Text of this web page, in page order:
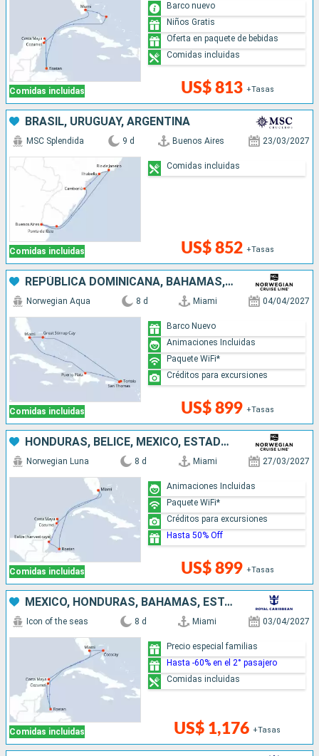
Comidas incluidas US$ 813 +Tasas
Barco nuevo
Niños Gratis
Oferta en paquete de bebidas
Comidas incluidas
BRASIL, URUGUAY, ARGENTINA
Comidas incluidas
MSC Splendida 9 d Buenos Aires 23/03/2027
US$ 852 +Tasas
Comidas incluidas
REPÚBLICA DOMINICANA, BAHAMAS, ESTADOS UNIDOS
Comidas incluidas
Norwegian Aqua 8 d Miami 04/04/2027
US$ 899 +Tasas
Barco Nuevo
Animaciones Incluidas
Paquete WiFi*
Créditos para excursiones
HONDURAS, BELICE, MÉXICO, ESTADOS UNIDOS
Comidas incluidas
Norwegian Luna 8 d Miami 27/03/2027
US$ 899 +Tasas
Animaciones Incluidas
Paquete WiFi*
Créditos para excursiones
Hasta 50% Off
MÉXICO, HONDURAS, BAHAMAS, ESTADOS UNIDOS
Comidas incluidas
Icon of the seas 8 d Miami 03/04/2027
US$ 1,176 +Tasas
Precio especial familias
Hasta -60% en el 2° pasajero
Comidas incluidas